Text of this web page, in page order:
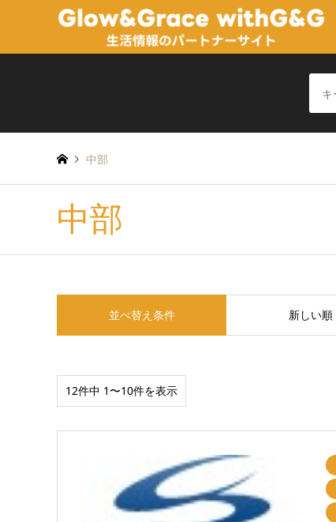
中部
中部
並べ替え条件 新しい順
12件中 1〜10件を表示